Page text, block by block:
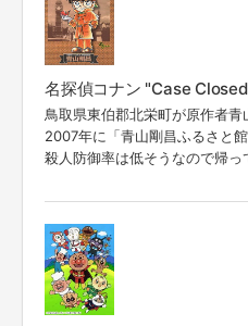
名探偵コナン "Case
鳥取県東伯郡北栄町が原作者
2007年に「青山剛昌ふるさと
殺人防御率は低そうなので帰っ